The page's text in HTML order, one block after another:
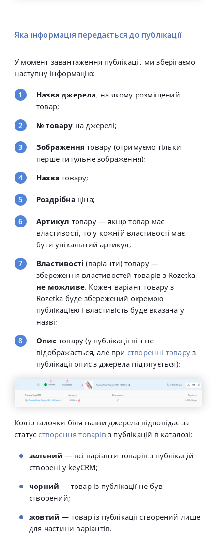
Яка інформація передається до публікації
У момент завантаження публікації, ми зберігаємо
наступну інформацію:
Назва джерела, на якому розміщений
товар;
№ товару на джерелі;
Зображення товару (отримуємо тільки
перше титульне зображення);
Назва товару;
Роздрібна ціна;
Артикул товару — якщо товар має
властивості, то у кожній властивості має
бути унікальний артикул;
Властивості (варіанти) товару —
збереження властивостей товарів з Rozetka
не можливе. Кожен варіант товару з
Rozetka буде збережений окремою
публікацією і властивість буде вказана у
назві;
Опис товару (у публікації він не
відображається, але при створенні товару з
публікації опис з джерела підтягується):
Колір галочки біля назви джерела відповідає за
статус створення товарів з публікацій в каталозі:
зелений — всі варіанти товарів з публікацій
створені у keyCRM;
чорний — товар із публікації не був
створений;
жовтий — товар із публікації створений лише
для частини варіантів.